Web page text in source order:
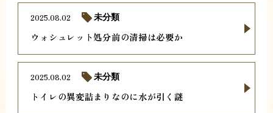
ウォシュレット処分前の清掃は必要か
2025.08.02 未分類
トイレの異変詰まりなのに水が引く謎
2025.08.02 未分類